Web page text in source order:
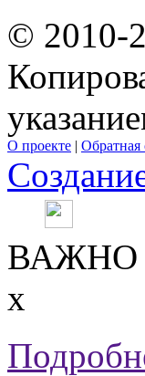
© 2010-
О проекте | Обратная
ВАЖНО
х